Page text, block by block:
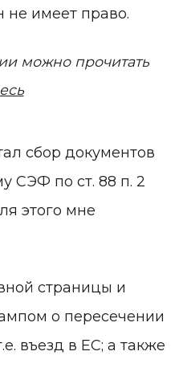
не имеет право.
можно прочитать
сбор документов
СЭФ по ст. 88 п. 2
этого мне
страницы и
о пересечении
въезд в ЕС; а также